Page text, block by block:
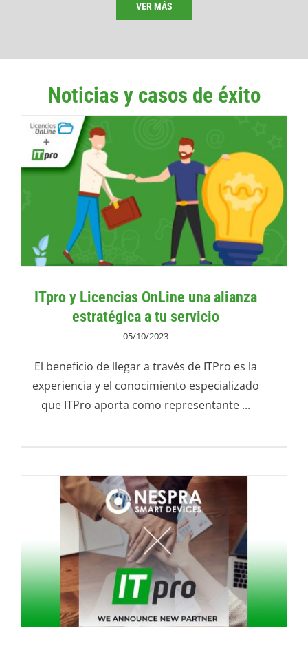
VER MÁS
Noticias y casos de éxito
ITpro y Licencias OnLine una alianza
estratégica a tu servicio
05/10/2023
El beneficio de llegar a través de ITPro es la
experiencia y el conocimiento especializado
que ITPro aporta como representante ...